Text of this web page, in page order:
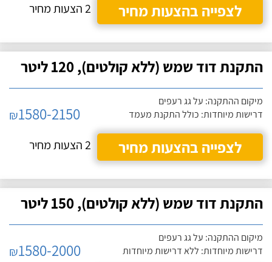
לצפייה בהצעות מחיר
2 הצעות מחיר
התקנת דוד שמש (ללא קולטים), 120 ליטר
מיקום ההתקנה: על גג רעפים
דרישות מיוחדות: כולל התקנת מעמד
₪1580-2150
לצפייה בהצעות מחיר
2 הצעות מחיר
התקנת דוד שמש (ללא קולטים), 150 ליטר
מיקום ההתקנה: על גג רעפים
דרישות מיוחדות: ללא דרישות מיוחדות
₪1580-2000